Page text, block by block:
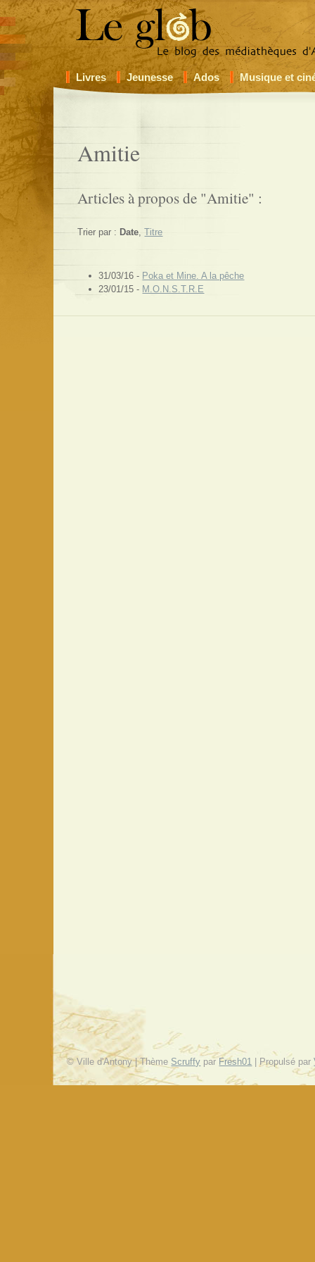
Livres Jeunesse Ados Musique et
Amitie
Articles à propos de "Amitie" :
Trier par : Date,Titre
31/03/16 - Poka et Mine. A la pêche
23/01/15 - M.O.N.S.T.R.E
© Ville d'Antony | Thème Scruffy par Fresh01 | Propulsé par